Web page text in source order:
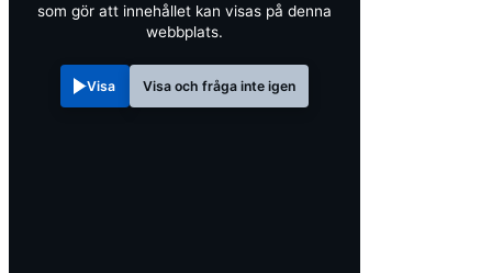
som gör att innehållet kan visas på denna
webbplats.
Visa Visa och fråga inte igen